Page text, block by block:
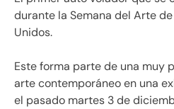
durante la Semana del Arte
Unidos.
Este forma parte de una muy
arte contemporáneo en una
el pasado martes 3 de